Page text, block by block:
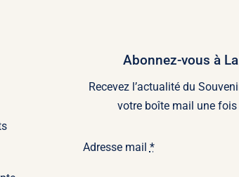
Abonnez-vous à
Recevez l’actualité du
votre boîte mail une
Adresse mail *